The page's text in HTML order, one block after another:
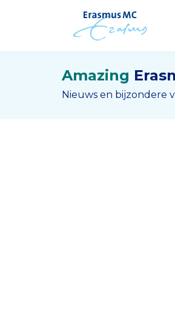
Amazing
Nieuws en bijzondere